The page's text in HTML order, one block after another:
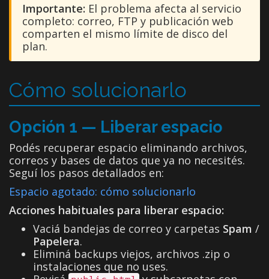
Importante: El problema afecta al servicio
completo: correo, FTP y publicación web
comparten el mismo límite de disco del
plan.
Cómo solucionarlo
Opción 1 — Liberar espacio
Podés recuperar espacio eliminando archivos,
correos y bases de datos que ya no necesités.
Seguí los pasos detallados en:
Espacio agotado: cómo solucionarlo
Acciones habituales para liberar espacio:
Vaciá bandejas de correo y carpetas Spam /
Papelera.
Eliminá backups viejos, archivos .zip o
instalaciones que no uses.